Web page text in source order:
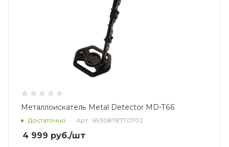
Металлоискатель Metal Detector MD-T66
Достаточно Арт.: 6930878770702
4 999 руб./шт